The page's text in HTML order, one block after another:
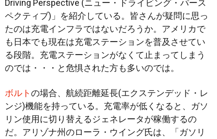
Driving Perspective (ニュー・ドライビング・パース
ペクティブ)」を紹介している。皆さんが疑問に思っ
たのは充電インフラではないだろうか。アメリカで
も日本でも現在は充電ステーションを普及させてい
る段階。充電ステーションがなくて止まってしまう
のでは・・・と危惧された方も多いのでは。
ボルトの場合、航続距離延長(エクステンデッド・レ
ンジ)機能を持っている。充電率が低くなると、ガソ
リン使用に切り替えるジェネレータが稼働するの
だ。アリゾナ州のローラ・ウイング氏は、「ガソリ